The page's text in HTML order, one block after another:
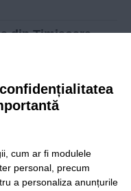
din Timisoara
fericire, un
tatic a lovit pe
Înainte
cum ar fi modulele
personal, precum
a personaliza anunțurile